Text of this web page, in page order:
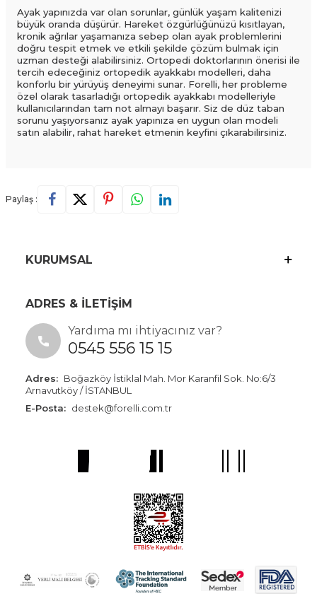
Ayak yapınızda var olan sorunlar, günlük yaşam kalitenizi
büyük oranda düşürür. Hareket özgürlüğünüzü kısıtlayan,
kronik ağrılar yaşamanıza sebep olan ayak problemlerini
doğru tespit etmek ve etkili şekilde çözüm bulmak için
uzman desteği alabilirsiniz. Ortopedi doktorlarının önerisi ile
tercih edeceğiniz ortopedik ayakkabı modelleri, daha
konforlu bir yürüyüş deneyimi sunar. Forelli, her probleme
özel olarak tasarladığı ortopedik ayakkabı modelleriyle
kullanıcılarından tam not almayı başarır. Siz de düz taban
sorunu yaşıyorsanız ayak yapınıza en uygun olan modeli
satın alabilir, rahat hareket etmenin keyfini çıkarabilirsiniz.
Paylaş :
KURUMSAL
ADRES & İLETİŞİM
Yardıma mı ihtiyacınız var?
0545 556 15 15
Adres: Boğazköy İstiklal Mah. Mor Karanfil Sok. No:6/3
Arnavutköy / İSTANBUL
E-Posta: destek@forelli.com.tr